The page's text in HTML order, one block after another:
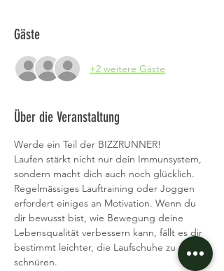
Gäste
+2 weitere Gäste
Über die Veranstaltung
Werde ein Teil der BIZZRUNNER!
Laufen stärkt nicht nur dein Immunsystem,
sondern macht dich auch noch glücklich.
Regelmässiges Lauftraining oder Joggen
erfordert einiges an Motivation. Wenn du
dir bewusst bist, wie Bewegung deine
Lebensqualität verbessern kann, fällt es dir
bestimmt leichter, die Laufschuhe zu
schnüren.